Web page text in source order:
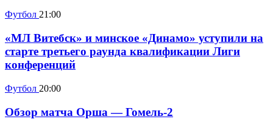
Футбол 21:00
«МЛ Витебск» и минское «Динамо» уступили на
старте третьего раунда квалификации Лиги
конференций
Футбол 20:00
Обзор матча Орша — Гомель-2